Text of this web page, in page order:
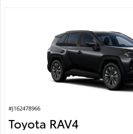
#J162478966
Toyota RAV4